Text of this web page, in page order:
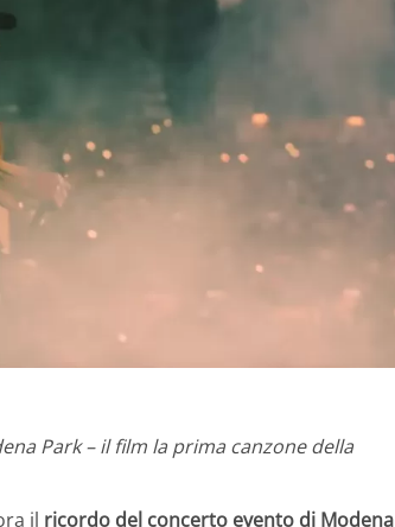
Park – il film la prima canzone della
il ricordo del concerto evento di Modena